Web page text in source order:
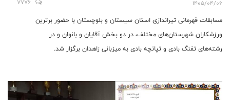
1405/04/06
مسابقات قهرمانی تیراندازی استان سیستان و بلوچستان با حضور برترین
ورزشکاران شهرستان‌های مختلف، در دو بخش آقایان و بانوان و در
رشته‌های تفنگ بادی و تپانچه بادی به میزبانی زاهدان برگزار شد.